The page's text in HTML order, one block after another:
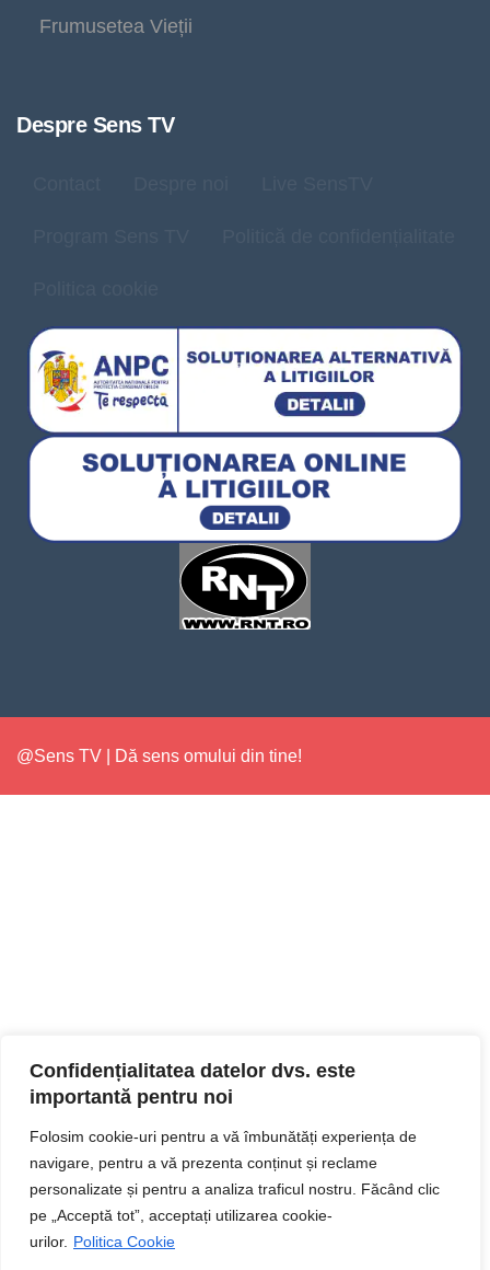
Confidențialitatea datelor dvs. este
importantă pentru noi
Folosim cookie-uri pentru a vă îmbunătăți experiența de
navigare, pentru a vă prezenta conținut și reclame
personalizate și pentru a analiza traficul nostru. Făcând clic
pe „Acceptă tot”, acceptați utilizarea cookie-
urilor. Politica Cookie
Frumusetea Vieții
Despre Sens TV
@Sens TV | Dă sens omului din tine!